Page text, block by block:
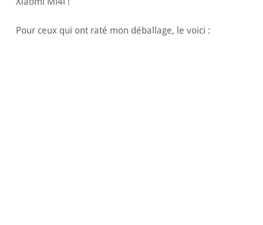
Pour ceux qui ont raté mon déballage, le voici :